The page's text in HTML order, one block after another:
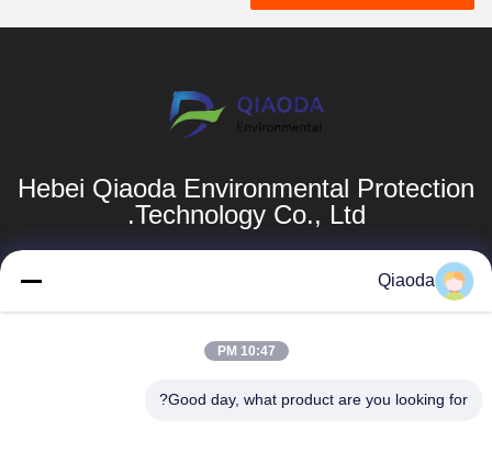
Hebei Qiaoda Environmental Protection
Technology Co., Ltd.
المنتجات
الخشب
Qiaoda
10:47 PM
Good day, what product are you looking for?